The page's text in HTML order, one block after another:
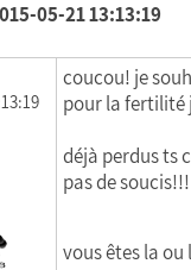
personnelles
Indice de Masse
05-21 13:13:19
coucou! je
pour la fertilité
déjà perdus ts
pas de soucis!!!
vous êtes la ou